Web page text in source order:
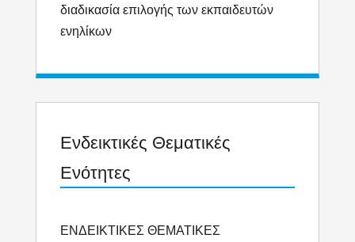
διαδικασία επιλογής των εκπαιδευτών
ενηλίκων
Ενδεικτικές Θεματικές
Ενότητες
ΕΝΔΕΙΚΤΙΚΕΣ ΘΕΜΑΤΙΚΕΣ